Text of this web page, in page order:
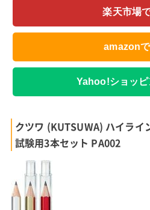
楽天市場
amazon
Yahoo!ショッピ
クツワ (KUTSUWA) ハイラ
試験用3本セット PA002